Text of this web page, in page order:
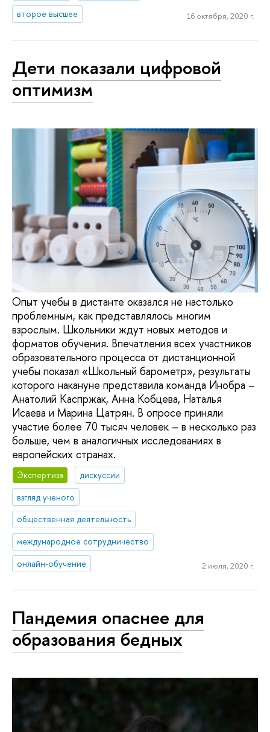
второе высшее 16 октября, 2020 г.
Дети показали цифровой
оптимизм
Опыт учебы в дистанте оказался не настолько
проблемным, как представлялось многим
взрослым. Школьники ждут новых методов и
форматов обучения. Впечатления всех участников
образовательного процесса от дистанционной
учебы показал «Школьный барометр», результаты
которого накануне представила команда Инобра –
Анатолий Каспржак, Анна Кобцева, Наталья
Исаева и Марина Цатрян. В опросе приняли
участие более 70 тысяч человек – в несколько раз
больше, чем в аналогичных исследованиях в
европейских странах.
Экспертиза
дискуссии
взгляд ученого
общественная деятельность
международное сотрудничество
онлайн-обучение
2 июля, 2020 г.
Пандемия опаснее для
образования бедных